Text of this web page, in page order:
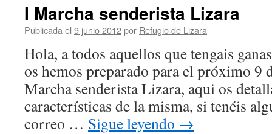
I Marcha senderista Lizara
Publicada el 9 junio 2012por Refugio de Lizara
Hola, a todos aquellos que tengais
os hemos preparado para el próximo 9
Marcha senderista Lizara, aqui os
características de la misma, si tenéis
correo … Sigue leyendo →